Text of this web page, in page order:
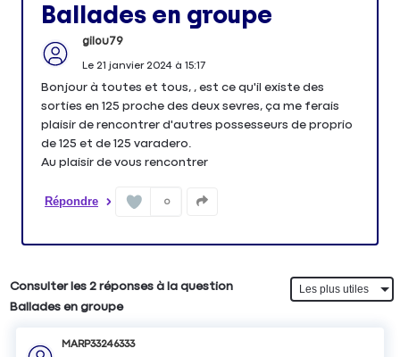
Ballades en groupe
gilou79
Le 21 janvier 2024à 15:17
Bonjour à toutes et tous, , est ce qu'il existe des
sorties en 125 proche des deux sevres, ça me ferais
plaisir de rencontrer d'autres possesseurs de proprio
de 125 et de 125 varadero.
Au plaisir de vous rencontrer
Répondre 0
Consulter les 2 réponses à la question
Ballades en groupe
MARP33246333